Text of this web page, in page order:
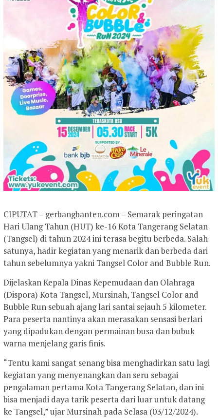
CIPUTAT – gerbangbanten.com – Semarak peringatan
Hari Ulang Tahun (HUT) ke-16 Kota Tangerang Selatan
(Tangsel) di tahun 2024 ini terasa begitu berbeda. Salah
satunya, hadir kegiatan yang menarik dan berbeda dari
tahun sebelumnya yakni Tangsel Color and Bubble Run.
Dijelaskan Kepala Dinas Kepemudaan dan Olahraga
(Dispora) Kota Tangsel, Mursinah, Tangsel Color and
Bubble Run sebuah ajang lari santai sejauh 5 kilometer.
Para peserta nantinya akan merasakan sensasi berlari
yang dipadukan dengan permainan busa dan bubuk
warna menjelang garis finis.
“Tentu kami sangat senang bisa menghadirkan satu lagi
kegiatan yang menyenangkan dan seru sebagai
pengalaman pertama Kota Tangerang Selatan, dan ini
bisa menjadi daya tarik peserta dari luar untuk datang
ke Tangsel,” ujar Mursinah pada Selasa (03/12/2024).